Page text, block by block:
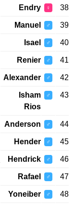
38
♀
Endry
39
♂
Manuel
40
♂
Isael
41
♂
Renier
42
♂
Alexander
43
♂
Isham
Rios
44
♂
Anderson
45
♂
Hender
46
♂
Hendrick
47
♂
Rafael
48
♂
Yoneiber